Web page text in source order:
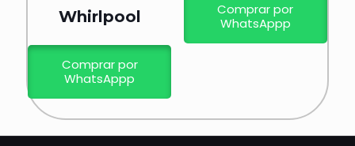
Whirlpool
Comprar por
WhatsAppp
Comprar por
WhatsAppp